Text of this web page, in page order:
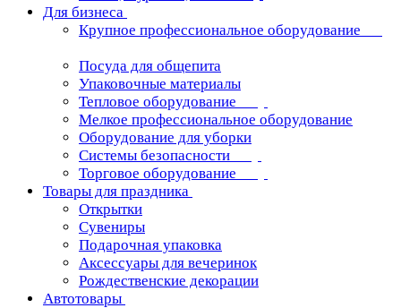
Для бизнеса
Крупное профессиональное оборудование
Посуда для общепита
Упаковочные материалы
Тепловое оборудование
Мелкое профессиональное оборудование
Оборудование для уборки
Системы безопасности
Торговое оборудование
Товары для праздника
Открытки
Сувениры
Подарочная упаковка
Аксессуары для вечеринок
Рождественские декорации
Автотовары